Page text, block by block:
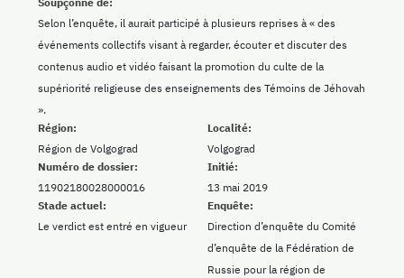
Région:
Région de Volgograd
Localité:
Volgograd
Selon l’enquête, il aurait participé à plusieurs reprises à « des
événements collectifs visant à regarder, écouter et discuter des
contenus audio et vidéo faisant la promotion du culte de la
supériorité religieuse des enseignements des Témoins de Jéhovah
».
Numéro de dossier:
11902180028000016
Initié:
13 mai 2019
Stade actuel:
Le verdict est entré en vigueur
Enquête:
Direction d’enquête du Comité
d’enquête de la Fédération de
Russie pour la région de